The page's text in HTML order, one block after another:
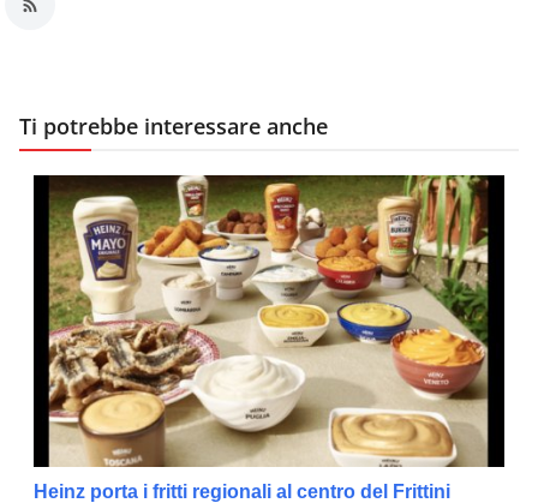
Ti potrebbe interessare anche
Heinz porta i fritti regionali al centro del Frittini